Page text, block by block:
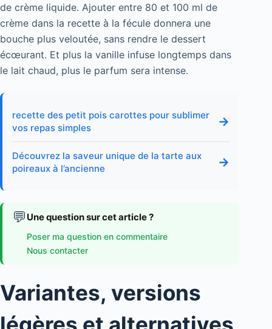
de crème liquide. Ajouter entre 80 et 100 ml de
crème dans la recette à la fécule donnera une
bouche plus veloutée, sans rendre le dessert
écœurant. Et plus la vanille infuse longtemps dans
le lait chaud, plus le parfum sera intense.
recette des petit pois carottes pour sublimer
vos repas simples
→
Découvrez la saveur unique de la tarte aux
poireaux à l’ancienne
→
💬 Une question sur cet article ?
Poser ma question en commentaire
Nous contacter
Variantes, versions